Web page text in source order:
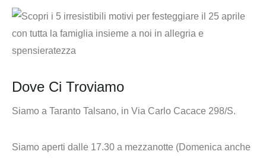
Dove Ci Troviamo
Siamo a Taranto Talsano, in Via Carlo Cacace 298/S.
Siamo aperti dalle 17.30 a mezzanotte (Domenica anche